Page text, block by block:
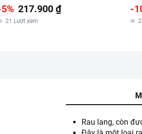
217.900 ₫
21 Lượt xem
-
Rau lang, còn